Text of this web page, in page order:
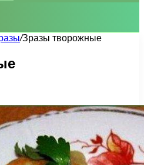
/Зразы творожные